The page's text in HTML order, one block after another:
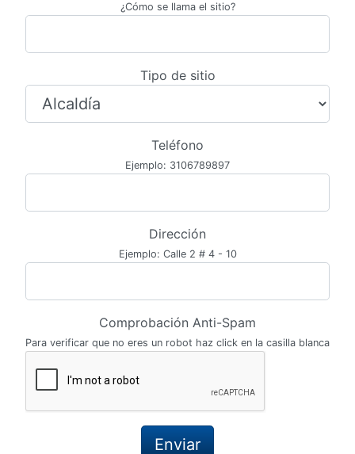
¿Cómo se llama el sitio?
Tipo de sitio
Teléfono
Ejemplo: 3106789897
Dirección
Ejemplo: Calle 2 # 4 - 10
Comprobación Anti-Spam
Para verificar que no eres un robot haz click en la casilla blanca